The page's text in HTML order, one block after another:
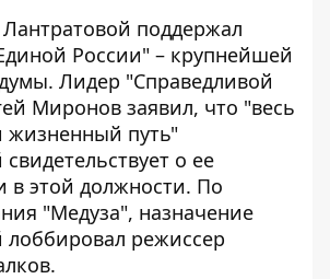
Лантратовой поддержал
России" – крупнейшей
Лидер "Справедливой
Миронов заявил, что "весь
жизненный путь"
о ее
в этой должности. По
"Медуза", назначение
лоббировал режиссер